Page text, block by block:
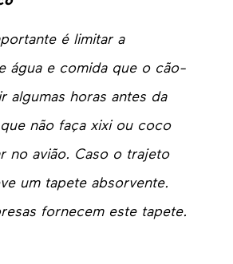
é limitar a
água e comida que o cão-
algumas horas antes da
não faça xixi ou coco
no avião. Caso o trajeto
eum tapete absorvente.
fornecem este tapete.